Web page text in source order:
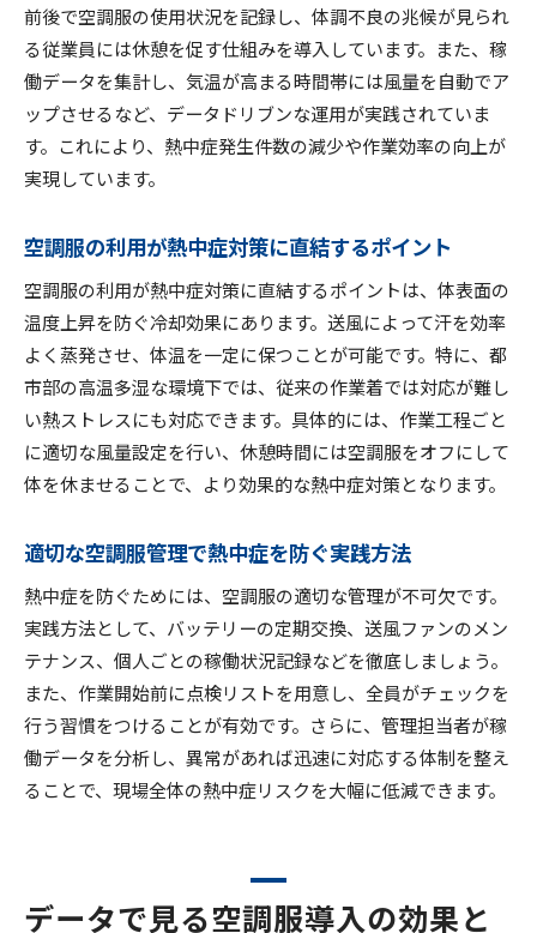
前後で空調服の使用状況を記録し、体調不良の兆候が見られ
る従業員には休憩を促す仕組みを導入しています。また、稼
働データを集計し、気温が高まる時間帯には風量を自動でア
ップさせるなど、データドリブンな運用が実践されていま
す。これにより、熱中症発生件数の減少や作業効率の向上が
実現しています。
空調服の利用が熱中症対策に直結するポイント
空調服の利用が熱中症対策に直結するポイントは、体表面の
温度上昇を防ぐ冷却効果にあります。送風によって汗を効率
よく蒸発させ、体温を一定に保つことが可能です。特に、都
市部の高温多湿な環境下では、従来の作業着では対応が難し
い熱ストレスにも対応できます。具体的には、作業工程ごと
に適切な風量設定を行い、休憩時間には空調服をオフにして
体を休ませることで、より効果的な熱中症対策となります。
適切な空調服管理で熱中症を防ぐ実践方法
熱中症を防ぐためには、空調服の適切な管理が不可欠です。
実践方法として、バッテリーの定期交換、送風ファンのメン
テナンス、個人ごとの稼働状況記録などを徹底しましょう。
また、作業開始前に点検リストを用意し、全員がチェックを
行う習慣をつけることが有効です。さらに、管理担当者が稼
働データを分析し、異常があれば迅速に対応する体制を整え
ることで、現場全体の熱中症リスクを大幅に低減できます。
データで見る空調服導入の効果と